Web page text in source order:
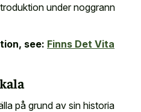
under noggrann
see: Finns Det Vita
på grund av sin historia